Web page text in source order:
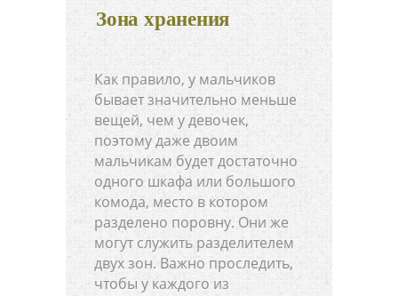
Зона хранения
Как правило, у мальчиков
бывает значительно меньше
вещей, чем у девочек,
поэтому даже двоим
мальчикам будет достаточно
одного шкафа или большого
комода, место в котором
разделено поровну. Они же
могут служить разделителем
двух зон. Важно проследить,
чтобы у каждого из